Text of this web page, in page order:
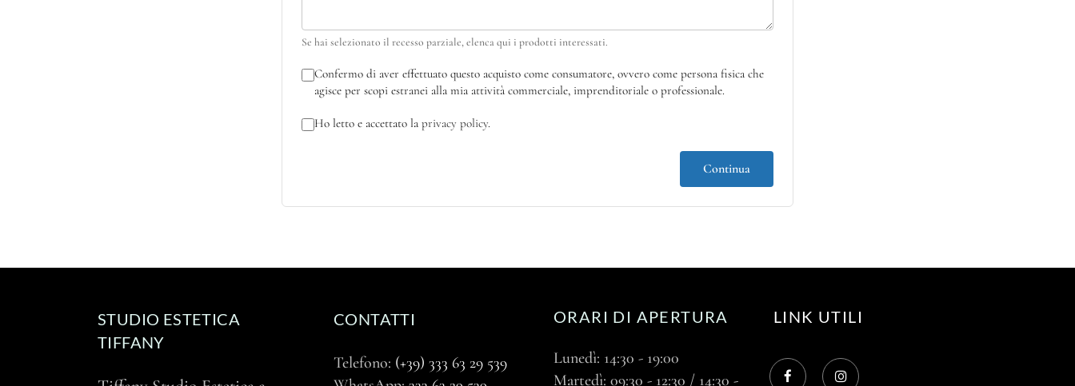
Se hai selezionato il recesso parziale, elenca qui i prodotti interessati.
Confermo di aver effettuato questo acquisto come consumatore, ovvero come persona fisica che
agisce per scopi estranei alla mia attività commerciale, imprenditoriale o professionale.
Ho letto e accettato la privacy policy.
Continua
STUDIO ESTETICA
TIFFANY
CONTATTI
Telefono: (+39) 333 63 29 539
ORARI DI APERTURA
Lunedì: 14:30 - 19:00
Martedì: 09:30 - 12:30 / 14:30 -
LINK UTILI